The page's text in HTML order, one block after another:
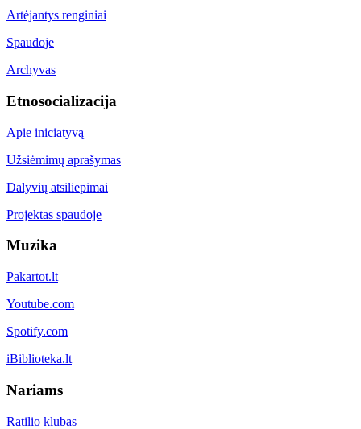
Artėjantys renginiai
Spaudoje
Archyvas
Etnosocializacija
Apie iniciatyvą
Užsiėmimų aprašymas
Dalyvių atsiliepimai
Projektas spaudoje
Muzika
Pakartot.lt
Youtube.com
Spotify.com
iBiblioteka.lt
Nariams
Ratilio klubas